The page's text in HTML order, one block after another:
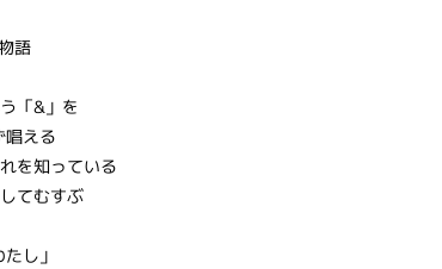
語
「&」を
唱える
を知っている
てむすぶ
し」